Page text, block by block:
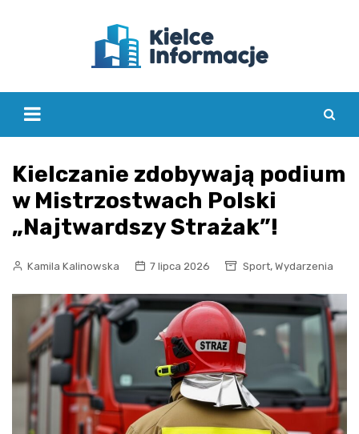
Kielczanie zdobywają podium
w Mistrzostwach Polski
„Najtwardszy Strażak”!
Kamila Kalinowska 7 lipca 2026 Sport, Wydarzenia